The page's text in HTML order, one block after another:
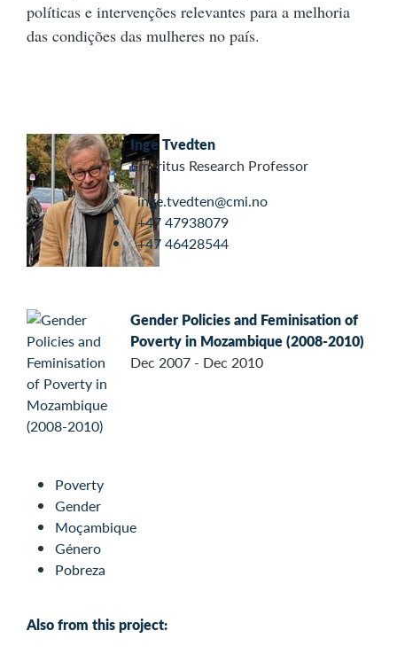
políticas e intervenções relevantes para a melhoria
das condições das mulheres no país.
Inge Tvedten
Emeritus Research Professor
inge.tvedten@cmi.no
+47 47938079
+47 46428544
Gender Policies and Feminisation of
Poverty in Mozambique (2008-2010)
Dec 2007 - Dec 2010
Poverty
Gender
Moçambique
Género
Pobreza
Also from this project: